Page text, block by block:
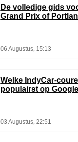
De volledige gids
Grand Prix of
06 Augustus, 15:13
Welke IndyCar-
populairst op
03 Augustus, 22:51